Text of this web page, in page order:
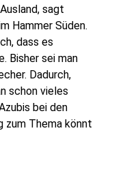
sagt
Hammer Süden.
dass es
Bisher sei man
Dadurch,
schon vieles
bei den
zum Thema könnt